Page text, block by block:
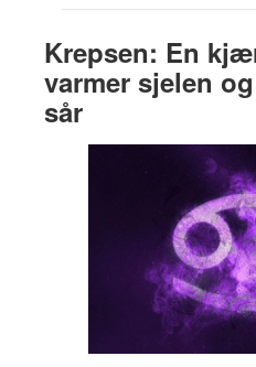
Krepsen: En
varmer sjelen
sår